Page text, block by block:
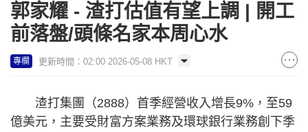
郭家耀 - 渣打估值有望上調 | 開工
前落盤/頭條名家本周心水
專欄 更新時間：02:00 2026-05-08 HKT
渣打集團（2888）首季經營收入增長9%，至59
億美元，主要受財富方案業務及環球銀行業務創下季